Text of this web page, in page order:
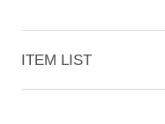
ITEM LIST